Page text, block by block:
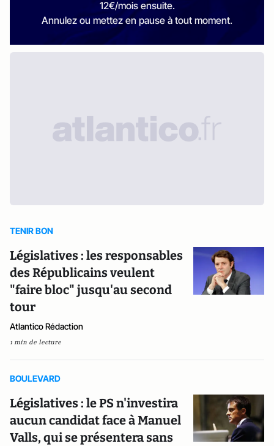
12€/mois ensuite.
Annulez ou mettez en pause à tout moment.
TENIR BON
Législatives : les responsables
des Républicains veulent
"faire bloc" jusqu'au second
tour
Atlantico Rédaction
1 min de lecture
BOULEVARD
Législatives : le PS n'investira
aucun candidat face à Manuel
Valls, qui se présentera sans